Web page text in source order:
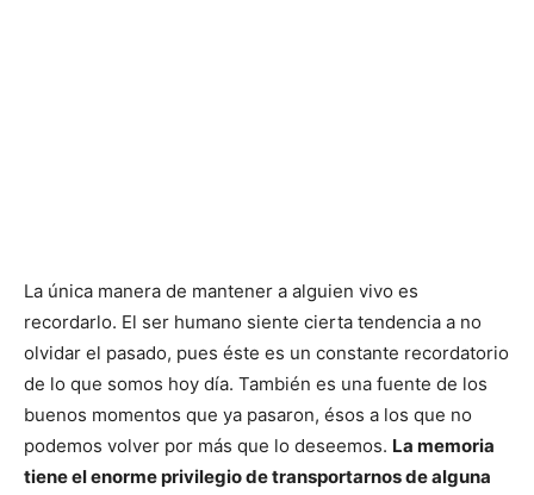
La única manera de mantener a alguien vivo es
recordarlo. El ser humano siente cierta tendencia a no
olvidar el pasado, pues éste es un constante recordatorio
de lo que somos hoy día. También es una fuente de los
buenos momentos que ya pasaron, ésos a los que no
podemos volver por más que lo deseemos. La memoria
tiene el enorme privilegio de transportarnos de alguna